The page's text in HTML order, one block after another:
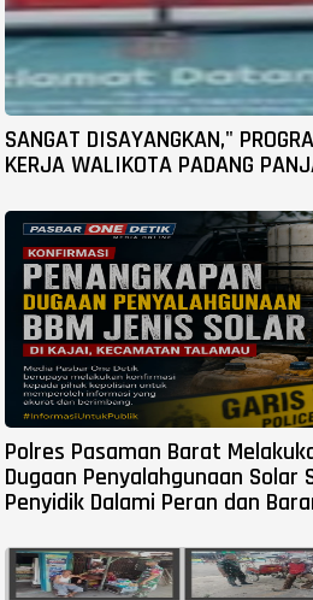
SANGAT DISAYANGKAN,"
KERJA WALIKOTA PADANG
Polres Pasaman Barat
Dugaan Penyalahgunaan Solar
Penyidik Dalami Peran dan